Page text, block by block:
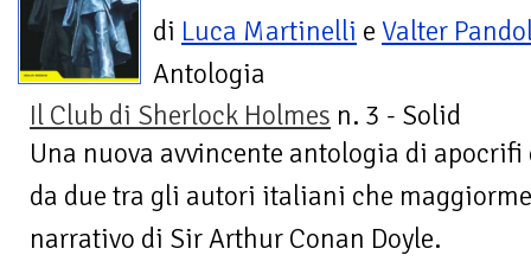
di Luca Martinelli e Valter
Antologia
Il Club di Sherlock Holmes n. 3 - Solid
Una nuova avvincente antologia di
da due tra gli autori italiani che
narrativo di Sir Arthur Conan Doyle.